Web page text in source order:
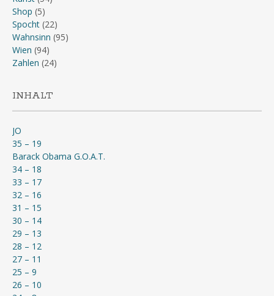
Shop (5)
Spocht (22)
Wahnsinn (95)
Wien (94)
Zahlen (24)
INHALT
JO
35 – 19
Barack Obama G.O.A.T.
34 – 18
33 – 17
32 – 16
31 – 15
30 – 14
29 – 13
28 – 12
27 – 11
25 – 9
26 – 10